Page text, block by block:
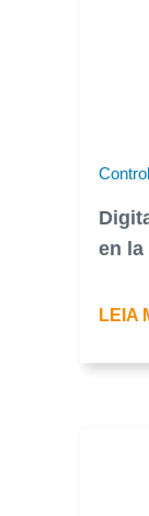
en la
LEIA